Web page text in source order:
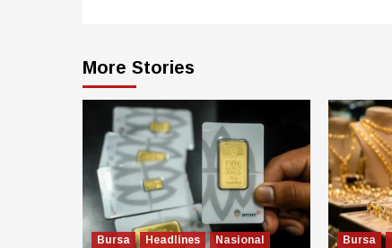
More Stories
Bursa Headlines Nasional Bursa